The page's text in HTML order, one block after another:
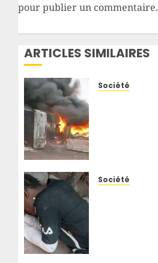
pour publier un commentaire.
ARTICLES SIMILAIRES
Société
carburant
Société